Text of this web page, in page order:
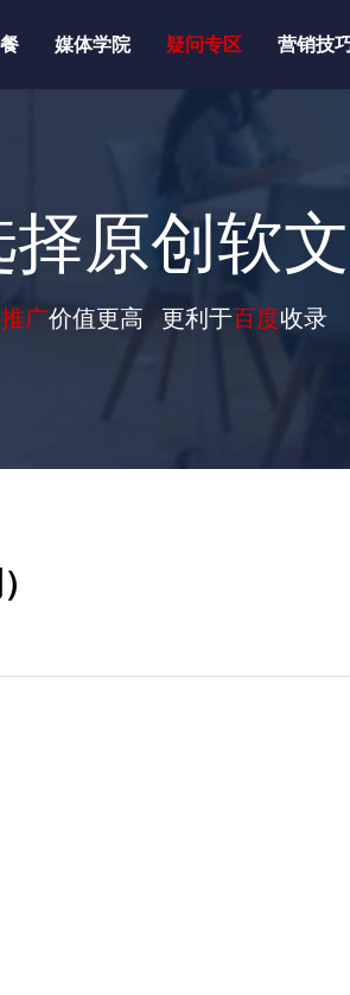
媒体学院 疑问专区 营销技
择原创软
推广价值更高 更利于百度收录